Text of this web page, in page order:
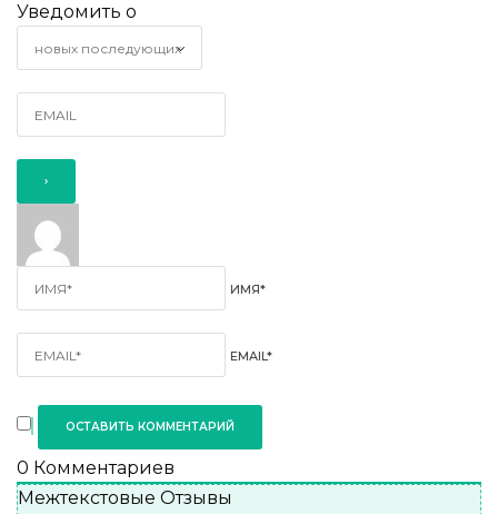
Уведомить о
ИМЯ*
EMAIL*
0 Комментариев
Межтекстовые Отзывы